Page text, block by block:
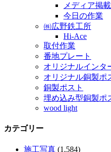
メディア掲載
今日の作業
㈱広野鉄工所
Hi-Ace
取付作業
番地プレート
オリジナルインタ
オリジナル銅製ポ
銅製ポスト
埋め込み型銅製ポ
wood light
カテゴリー
施工写真 (1,584)